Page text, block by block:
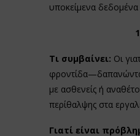
υποκείμενα
Τι συμβαίνει: Οι
με ασθενείς ή
περίθαλψης στα
Γιατί είναι